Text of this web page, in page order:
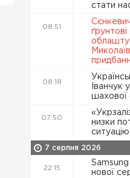
стати
08:51
08:18
Іванчук
шахової
07:50
низки
7 серпня 2026
22:15
нової